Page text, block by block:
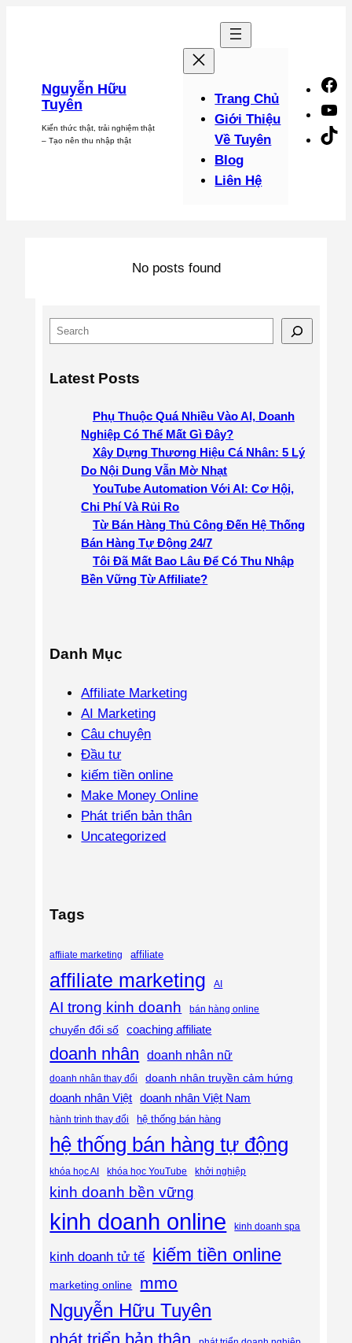
Nguyễn Hữu
Tuyên
Kiến thức thật, trải nghiệm thật
– Tạo nên thu nhập thật
Trang Chủ
Giới Thiệu
Về Tuyên
Blog
Liên Hệ
No posts found
S
e
Latest Posts
Phụ Thuộc Quá Nhiều Vào AI, Doanh
Nghiệp Có Thể Mất Gì Đây?
Xây Dựng Thương Hiệu Cá Nhân: 5 Lý
Do Nội Dung Vẫn Mờ Nhạt
YouTube Automation Với AI: Cơ Hội,
Chi Phí Và Rủi Ro
Từ Bán Hàng Thủ Công Đến Hệ Thống
Bán Hàng Tự Động 24/7
Tôi Đã Mất Bao Lâu Để Có Thu Nhập
Bền Vững Từ Affiliate?
Danh Mục
Affiliate Marketing
AI Marketing
Câu chuyện
Đầu tư
kiếm tiền online
Make Money Online
Phát triển bản thân
Uncategorized
Tags
affiiate marketing affiliate
affiliate marketing AI
AI trong kinh doanh bán hàng online
chuyển đổi số coaching affiliate
doanh nhân doanh nhân nữ
doanh nhân thay đổi doanh nhân truyền cảm hứng
doanh nhân Việt doanh nhân Việt Nam
hành trình thay đổi hệ thống bán hàng
hệ thống bán hàng tự động
khóa học AI khóa học YouTube khởi nghiệp
kinh doanh bền vững
kinh doanh online kinh doanh spa
kinh doanh tử tế kiếm tiền online
marketing online mmo
Nguyễn Hữu Tuyên